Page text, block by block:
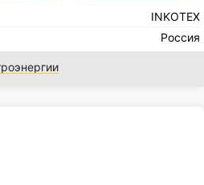
INKOTEX
Россия